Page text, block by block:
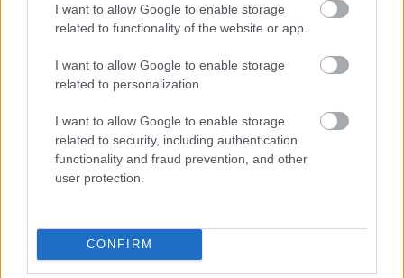
I want to allow Google to enable storage
related to functionality of the website or app.
I want to allow Google to enable storage
related to personalization.
I want to allow Google to enable storage
related to security, including authentication
functionality and fraud prevention, and other
user protection.
CONFIRM
A májusi felkészülés során mégis elkerülték a
megszerzése után pedig a futamon is végig
helyen intették le, ráadásul a győztessel azonos
körön fejezte be a versenyt, amivel mindhárom
elsőéves riválisát maga mögé utasította.
A többi újonc közül Dennis Hauger a
tizenkilencedik, Jack Abel a huszonnegyedik